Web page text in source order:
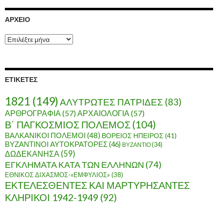
ΑΡΧΕΊΟ
Α
ρ
ο
ΕΤΙΚΈΤΕΣ
1821 (149)ΑΛΥΤΡΩΤΕΣ ΠΑΤΡΙΔΕΣ (83)
ΑΡΘΡΟΓΡΑΦΙΑ(57)ΑΡΧΑΙΟΛΟΓΙΑ(57)
Β΄ ΠΑΓΚΟΣΜΙΟΣ ΠΟΛΕΜΟΣ (104)
ΒΑΛΚΑΝΙΚΟΙ ΠΟΛΕΜΟΙ (48) ΒΟΡΕΙΟΣ ΗΠΕΙΡΟΣ (41)
ΒΥΖΑΝΤΙΝΟΙ ΑΥΤΟΚΡΑΤΟΡΕΣ(46) ΒΥΖΑΝΤΙΟ(34)
ΔΩΔΕΚΑΝΗΣΑ (59)
ΕΓΚΛΗΜΑΤΑ ΚΑΤΑ ΤΩΝ ΕΛΛΗΝΩΝ (74)
ΕΘΝΙΚΟΣ ΔΙΧΑΣΜΟΣ-«ΕΜΦΥΛΙΟΣ» (38)
ΕΚΤΕΛΕΣΘΕΝΤΕΣ ΚΑΙ ΜΑΡΤΥΡΗΣΑΝΤΕΣ
ΚΛΗΡΙΚΟΙ 1942-1949 (92)